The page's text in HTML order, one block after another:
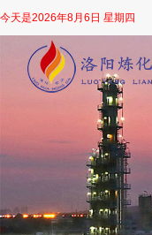
今天是2026年8月6日 星期四